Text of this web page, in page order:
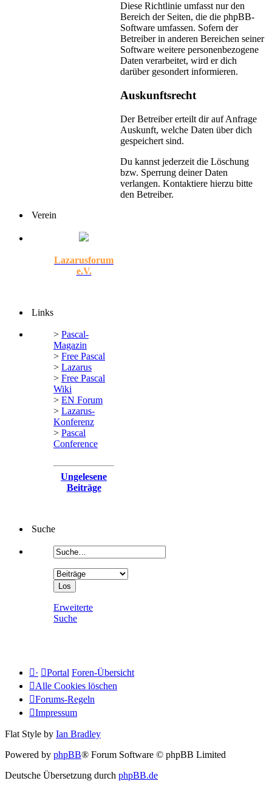
Diese Richtlinie umfasst nur den
Bereich der Seiten, die die phpBB-
Software umfassen. Sofern der
Betreiber in anderen Bereichen seiner
Software weitere personenbezogene
Daten verarbeitet, wird er dich
darüber gesondert informieren.
Auskunftsrecht
Der Betreiber erteilt dir auf Anfrage
Auskunft, welche Daten über dich
gespeichert sind.
Du kannst jederzeit die Löschung
bzw. Sperrung deiner Daten
verlangen. Kontaktiere hierzu bitte
den Betreiber.
Verein
Lazarusforum
e.V.
Links
> Pascal-
Magazin
> Free Pascal
> Lazarus
> Free Pascal
Wiki
> EN Forum
> Lazarus-
Konferenz
> Pascal
Conference
Ungelesene
Beiträge
Suche
Erweiterte
Suche
· Portal Foren-Übersicht
Alle Cookies löschen
Forums-Regeln
Impressum
Flat Style by Ian Bradley
Powered by phpBB® Forum Software © phpBB Limited
Deutsche Übersetzung durch phpBB.de